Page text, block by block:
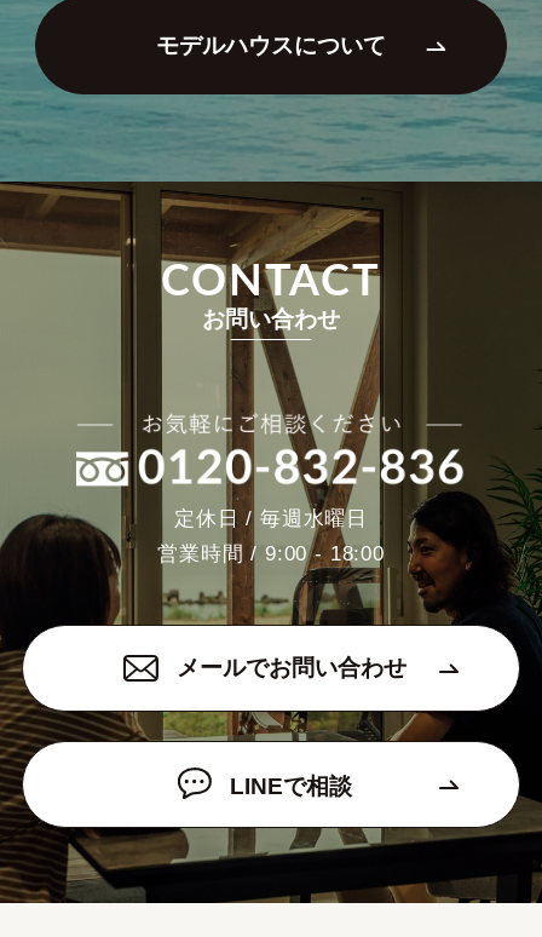
モデルハウスについて
CONTACT
お問い合わせ
定休日 / 毎週水曜日
営業時間 / 9:00 - 18:00
メールでお問い合わせ
LINEで相談